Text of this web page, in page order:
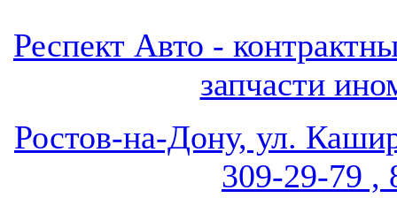
Респект Авто -
запчасти
Ростов-на-Дону, ул.
309-29-79 ,